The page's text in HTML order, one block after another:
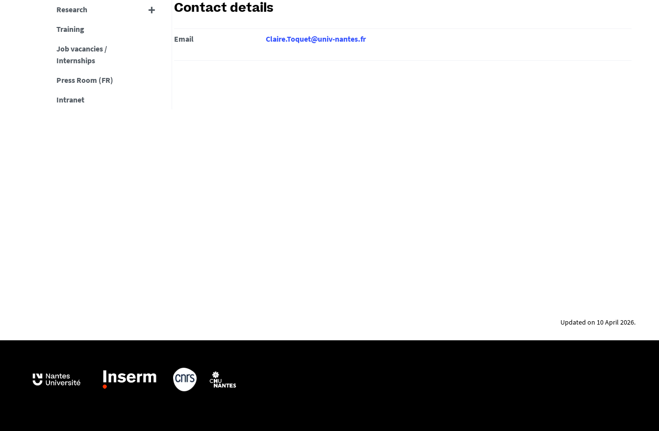
Research
Training
Job vacancies /
Internships
Press Room (FR)
Intranet
Contact details
Email Claire.Toquet@univ-nantes.fr
Updated on 10 April 2026.